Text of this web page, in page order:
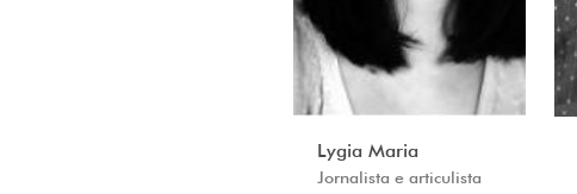
Lygia Maria
Jornalista e articulista